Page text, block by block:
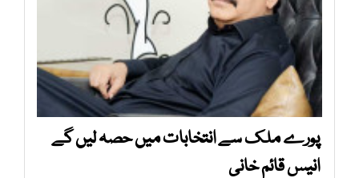
پورے ملک سے انتخابات میں حصہ لیں گے
انیس قائم خانی